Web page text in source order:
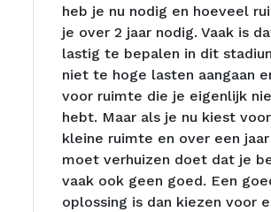
heb je nu nodig en hoeveel
je over 2 jaar nodig. Vaak is
lastig te bepalen in dit
niet te hoge lasten aangaan
voor ruimte die je eigenlijk
hebt. Maar als je nu kiest
kleine ruimte en over een
moet verhuizen doet dat je
vaak ook geen goed. Een
oplossing is dan kiezen voor